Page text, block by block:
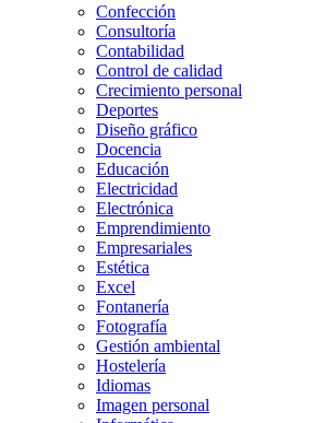
Confección
Consultoría
Contabilidad
Control de calidad
Crecimiento personal
Deportes
Diseño gráfico
Docencia
Educación
Electricidad
Electrónica
Emprendimiento
Empresariales
Estética
Excel
Fontanería
Fotografía
Gestión ambiental
Hostelería
Idiomas
Imagen personal